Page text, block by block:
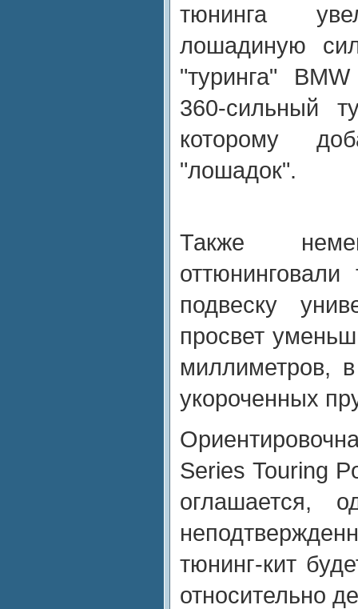
тюнинга
лошадиную
"туринга"
360-сильный
которому
"лошадок".
Также
подвеску
просвет
миллиметров, в
укороченных
Series Touring
оглашается,
тюнинг-кит
относительно